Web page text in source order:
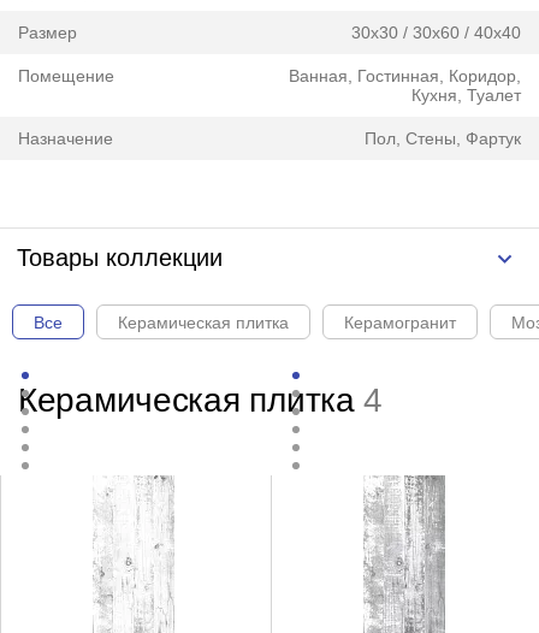
Размер 30x30 / 30x60 / 40x40
Помещение
Ванная, Гостинная, Коридор,
Кухня, Туалет
Назначение Пол, Стены, Фартук
Товары коллекции
Все Керамическая плитка Керамогранит
Керамическая плитка4